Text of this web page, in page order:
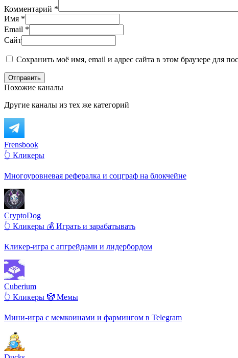
Комментарий *
Имя *
Email *
Сайт
Сохранить моё имя, email и адрес сайта в этом браузере для
Отправить
Похожие каналы
Другие каналы из тех же категорий
Frensbook
👆 Кликеры
Многоуровневая рефералка и соцграф на блокчейне
CryptoDog
👆 Кликеры 💰 Играть и зарабатывать
Кликер-игра с апгрейдами и лидербордом
Cuberium
👆 Кликеры 🤡 Мемы
Мини-игра с мемкоинами и фармингом в Telegram